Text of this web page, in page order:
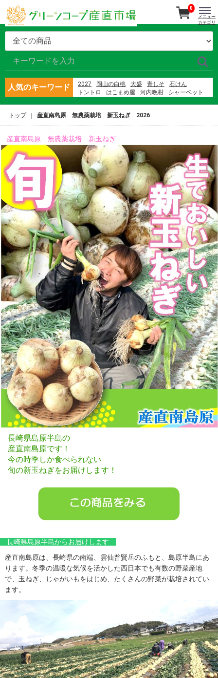
人気のキーワード 2027 岡山の白桃 大盛 青しそ
石けん
トントロ
はこまめ屋 河内晩柑
シャーベット
村上園 新茶
0
メニュー
カテゴリ
トップ 産直南島原 無農薬栽培 新玉ねぎ 2026
産直南島原 無農薬栽培 新玉ねぎ
長崎県島原半島の
産直南島原です！
今の時季しか食べられない
旬の新玉ねぎをお届けします！
長崎県島原半島からお届けします
産直南島原は、長崎県の南端、雲仙普賢岳のふもと、島原半島にあ
ります。冬季の温暖な気候を活かした西日本でも有数の野菜産地
で、玉ねぎ、じゃがいもをはじめ、たくさんの野菜が栽培されてい
ます。